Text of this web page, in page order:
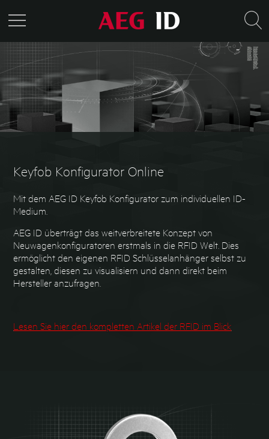
Keyfob Konfigurator Online
Mit dem AEG ID Keyfob Konfigurator zum individuellen ID-
Medium.
AEG ID überträgt das weitverbreitete Konzept von
Neuwagenkonfiguratoren erstmals in die RFID Welt. Dies
ermöglicht den eigenen RFID Schlüsselanhänger selbst zu
gestalten, diesen zu visualisiern und dann direkt beim
Hersteller anzufragen.
Lesen Sie hier den kompletten Artikel der RFID im Blick